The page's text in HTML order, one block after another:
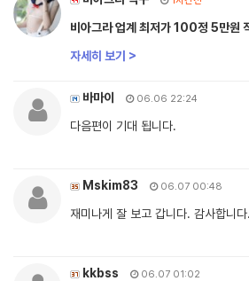
비아그라 업계 최저가 100정 5만원
자세히 보기 >
바마이 06.06 22:24
다음편이 기대 됩니다.
Mskim83 06.07 00:48
재미나게 잘 보고 갑니다. 감사합니다.
kkbss 06.07 01:02